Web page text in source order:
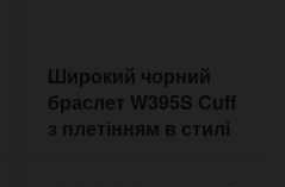
Широкий чорний
браслет W395S Cuff
з плетінням в стилі